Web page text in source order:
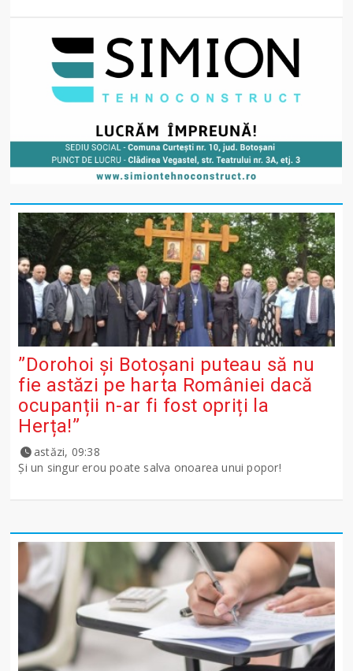
”Dorohoi și Botoșani puteau să nu
fie astăzi pe harta României dacă
ocupanții n-ar fi fost opriți la
Herța!”
astăzi, 09:38
Și un singur erou poate salva onoarea unui popor!